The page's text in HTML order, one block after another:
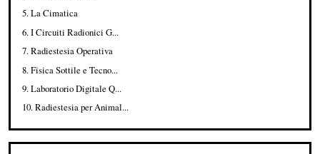
5. La Cimatica
6. I Circuiti Radionici G...
7. Radiestesia Operativa
8. Fisica Sottile e Tecno...
9. Laboratorio Digitale Q...
10. Radiestesia per Animal...